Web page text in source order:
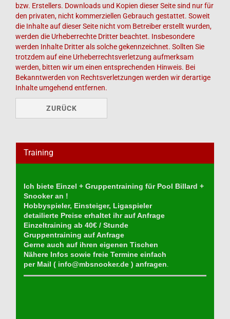
bzw. Erstellers. Downloads und Kopien dieser Seite sind nur für
den privaten, nicht kommerziellen Gebrauch gestattet. Soweit
die Inhalte auf dieser Seite nicht vom Betreiber erstellt wurden,
werden die Urheberrechte Dritter beachtet. Insbesondere
werden Inhalte Dritter als solche gekennzeichnet. Sollten Sie
trotzdem auf eine Urheberrechtsverletzung aufmerksam
werden, bitten wir um einen entsprechenden Hinweis. Bei
Bekanntwerden von Rechtsverletzungen werden wir derartige
Inhalte umgehend entfernen.
ZURÜCK
Training
Ich biete Einzel + Gruppentraining für Pool Billard +
Snooker an !
Hobbyspieler, Einsteiger, Ligaspieler
detailierte Preise erhaltet ihr auf Anfrage
Einzeltraining ab 40€ / Stunde
Gruppentraining auf Anfrage
Gerne auch auf ihren eigenen Tischen
Nähere Infos sowie freie Termine einfach
per Mail ( info@mbsnooker.de ) anfragen.